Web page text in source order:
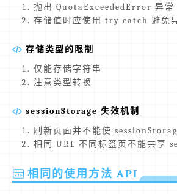
抛出 QuotaExceededError 异常
存储值时应使用 try catch 避免
存储类型的限制
仅能存储字符串
注意类型转换
sessionStorage 失效机制
刷新页面并不能使
相同 URL 不同标签页不能共享
相同的使用方法 API